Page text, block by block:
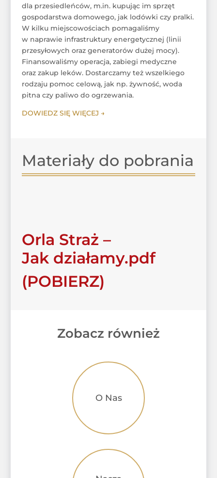
dla przesiedleńców, m.in. kupując im sprzęt
gospodarstwa domowego, jak lodówki czy pralki.
W kilku miejscowościach pomagaliśmy
w naprawie infrastruktury energetycznej (linii
przesyłowych oraz generatorów dużej mocy).
Finansowaliśmy operacja, zabiegi medyczne
oraz zakup leków. Dostarczamy też wszelkiego
rodzaju pomoc celową, jak np. żywność, woda
pitna czy paliwo do ogrzewania.
DOWIEDZ SIĘ WIĘCEJ →
Materiały do pobrania
Orla Straż –
Jak działamy.pdf
(POBIERZ)
Zobacz również
O Nas